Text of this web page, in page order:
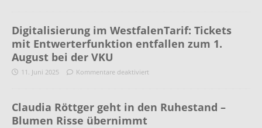
Digitalisierung im WestfalenTarif: Tickets
mit Entwerterfunktion entfallen zum 1.
August bei der VKU
11. Juni 2025 Kommentare deaktiviert
Claudia Röttger geht in den Ruhestand –
Blumen Risse übernimmt